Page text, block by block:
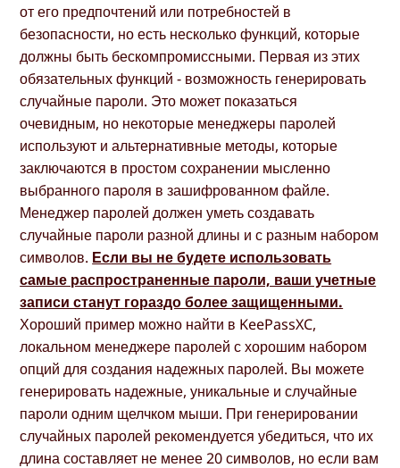
от его предпочтений или потребностей в
безопасности, но есть несколько функций, которые
должны быть бескомпромиссными. Первая из этих
обязательных функций - возможность генерировать
случайные пароли. Это может показаться
очевидным, но некоторые менеджеры паролей
используют и альтернативные методы, которые
заключаются в простом сохранении мысленно
выбранного пароля в зашифрованном файле.
Менеджер паролей должен уметь создавать
случайные пароли разной длины и с разным набором
символов. Если вы не будете использовать
самые распространенные пароли, ваши учетные
записи станут гораздо более защищенными.
Хороший пример можно найти в KeePassXC,
локальном менеджере паролей с хорошим набором
опций для создания надежных паролей. Вы можете
генерировать надежные, уникальные и случайные
пароли одним щелчком мыши. При генерировании
случайных паролей рекомендуется убедиться, что их
длина составляет не менее 20 символов, но если вам